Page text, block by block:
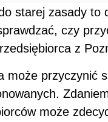
starej zasady to
czy
z
może przyczynić
może